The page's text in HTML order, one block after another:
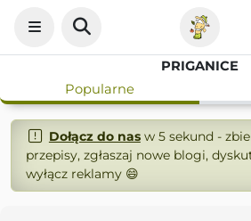
PRIGANICE
Popularne
Dołącz do nasw 5 sekund -
przepisy, zgłaszaj nowe blogi,
wyłącz reklamy 😄